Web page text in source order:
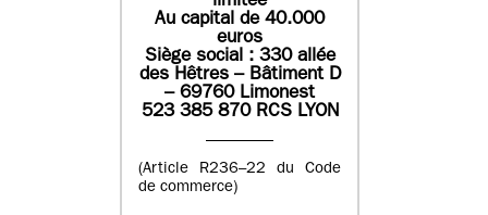
Au capital de 40.000
euros
Siège social : 330 allée
des Hêtres – Bâtiment D
– 69760 Limonest
523 385 870 RCS LYON
(Article R236–22 du Code
de commerce)